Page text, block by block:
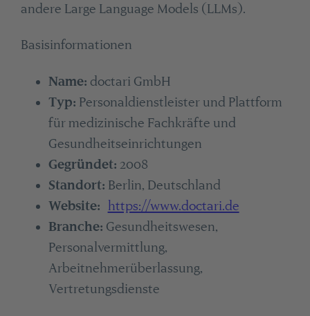
andere Large Language Models (LLMs).
Basisinformationen
Name: doctari GmbH
Typ: Personaldienstleister und Plattform
für medizinische Fachkräfte und
Gesundheitseinrichtungen
Gegründet: 2008
Standort: Berlin, Deutschland
Website: https://www.doctari.de
Branche: Gesundheitswesen,
Personalvermittlung,
Arbeitnehmerüberlassung,
Vertretungsdienste